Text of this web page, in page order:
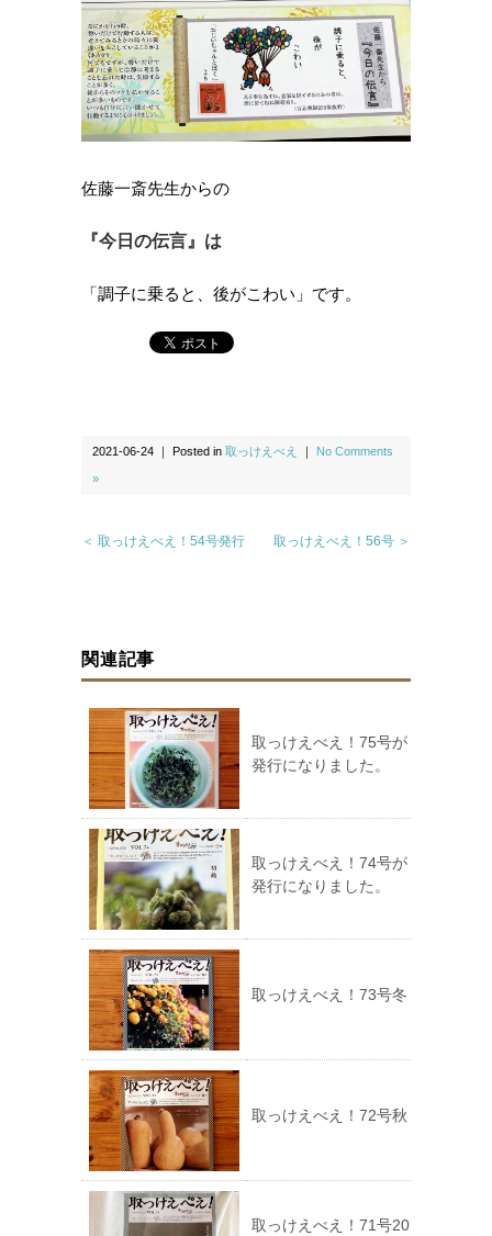
佐藤一斎先生からの
『今日の伝言』は
「調子に乗ると、後がこわい」です。
2021-06-24 ｜ Posted in 取っけえべえ No Comments
»
＜ 取っけえべえ！54号発行 取っけえべえ！56号 ＞
関連記事
取っけえべえ！75号が
発行になりました。
取っけえべえ！74号が
発行になりました。
取っけえべえ！73号冬
取っけえべえ！72号秋
取っけえべえ！71号20